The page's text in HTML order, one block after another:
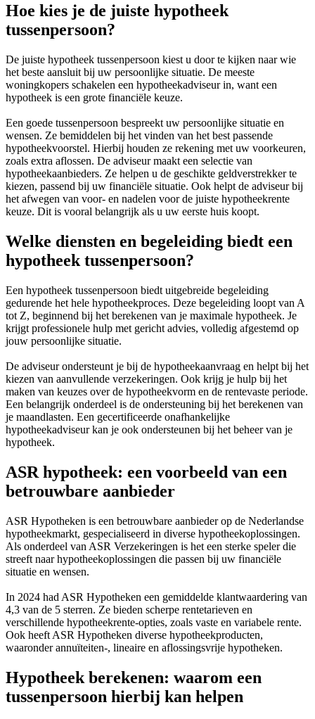
Hoe kies je de juiste hypotheek
tussenpersoon?
De juiste hypotheek tussenpersoon kiest u door te kijken naar wie
het beste aansluit bij uw persoonlijke situatie. De meeste
woningkopers schakelen een hypotheekadviseur in, want een
hypotheek is een grote financiële keuze.
Een goede tussenpersoon bespreekt uw persoonlijke situatie en
wensen. Ze bemiddelen bij het vinden van het best passende
hypotheekvoorstel. Hierbij houden ze rekening met uw voorkeuren,
zoals extra aflossen. De adviseur maakt een selectie van
hypotheekaanbieders. Ze helpen u de geschikte geldverstrekker te
kiezen, passend bij uw financiële situatie. Ook helpt de adviseur bij
het afwegen van voor- en nadelen voor de juiste hypotheekrente
keuze. Dit is vooral belangrijk als u uw eerste huis koopt.
Welke diensten en begeleiding biedt een
hypotheek tussenpersoon?
Een hypotheek tussenpersoon biedt uitgebreide begeleiding
gedurende het hele hypotheekproces. Deze begeleiding loopt van A
tot Z, beginnend bij het berekenen van je maximale hypotheek. Je
krijgt professionele hulp met gericht advies, volledig afgestemd op
jouw persoonlijke situatie.
De adviseur ondersteunt je bij de hypotheekaanvraag en helpt bij het
kiezen van aanvullende verzekeringen. Ook krijg je hulp bij het
maken van keuzes over de hypotheekvorm en de rentevaste periode.
Een belangrijk onderdeel is de ondersteuning bij het berekenen van
je maandlasten. Een gecertificeerde onafhankelijke
hypotheekadviseur kan je ook ondersteunen bij het beheer van je
hypotheek.
ASR hypotheek: een voorbeeld van een
betrouwbare aanbieder
ASR Hypotheken is een betrouwbare aanbieder op de Nederlandse
hypotheekmarkt, gespecialiseerd in diverse hypotheekoplossingen.
Als onderdeel van ASR Verzekeringen is het een sterke speler die
streeft naar hypotheekoplossingen die passen bij uw financiële
situatie en wensen.
In 2024 had ASR Hypotheken een gemiddelde klantwaardering van
4,3 van de 5 sterren. Ze bieden scherpe rentetarieven en
verschillende hypotheekrente-opties, zoals vaste en variabele rente.
Ook heeft ASR Hypotheken diverse hypotheekproducten,
waaronder annuïteiten-, lineaire en aflossingsvrije hypotheken.
Hypotheek berekenen: waarom een
tussenpersoon hierbij kan helpen